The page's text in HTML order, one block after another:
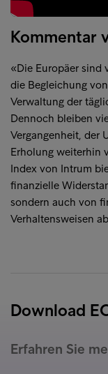
Kommentar
«Die Europäer sind
die Begleichung
Verwaltung der
Dennoch bleiben
Vergangenheit, der
Erholung weiterhin
Index von Intrum
finanzielle
sondern auch von
Verhaltensweisen
Download
Erfahren Sie